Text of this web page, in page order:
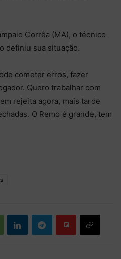
Corrêa (MA), o técnico
definiu sua situação.
cometer erros, fazer
Quero trabalhar com
rejeita agora, mais tarde
O Remo é grande, tem